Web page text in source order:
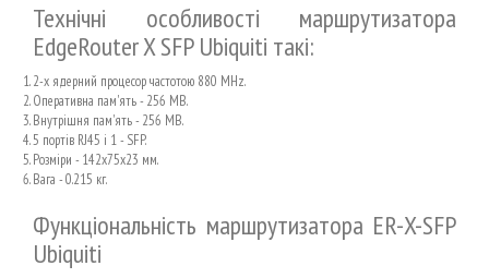
Технічні особливості маршрутизатора
EdgeRouter X SFP Ubiquiti такі:
2-х ядерний процесор частотою 880 MHz.
Оперативна пам'ять - 256 MB.
Внутрішня пам'ять - 256 MB.
5 портів RJ45 і 1 - SFP.
Розміри - 142x75x23 мм.
Вага - 0.215 кг.
Функціональність маршрутизатора ER-X-SFP
Ubiquiti